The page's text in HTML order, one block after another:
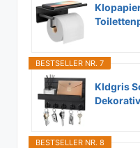
BESTSELLER NR. 7
Kldgris
BESTSELLER NR. 8